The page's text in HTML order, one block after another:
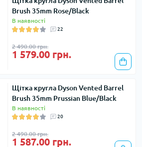
Brush 35mm Rose/Black
В наявності
22
2 490.00 грн.
1 579.00 грн.
Щітка кругла Dyson Vented Barrel
Brush 35mm Prussian Blue/Black
В наявності
20
2 490.00 грн.
1 587.00 грн.